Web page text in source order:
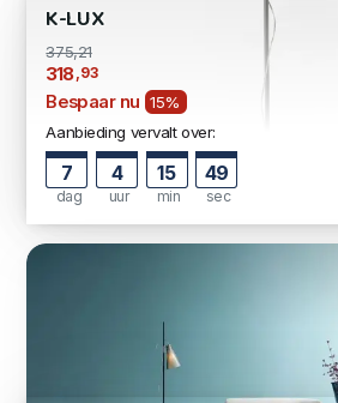
K-LUX
375,21
318 ,93
Bespaar nu 15%
Aanbieding vervalt over:
7
dag
4
uur
15
min
48
sec